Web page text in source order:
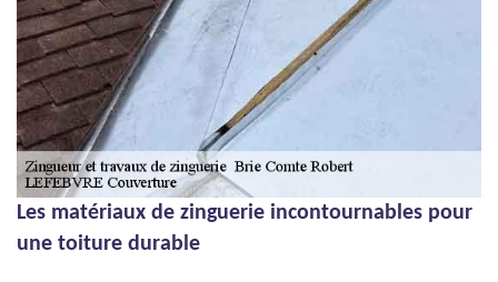
Les matériaux de zinguerie incontournables pour
une toiture durable